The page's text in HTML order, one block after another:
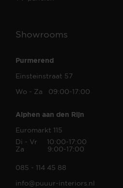
Showrooms
Purmerend
Einsteinstraat 57
Wo - Za 09:00-17:00
Alphen aan den Rijn
Euromarkt 115
Di - Vr 10:00-17:00
Za 9:00-17:00
085 - 114 45 88
info@puuur-interiors.nl